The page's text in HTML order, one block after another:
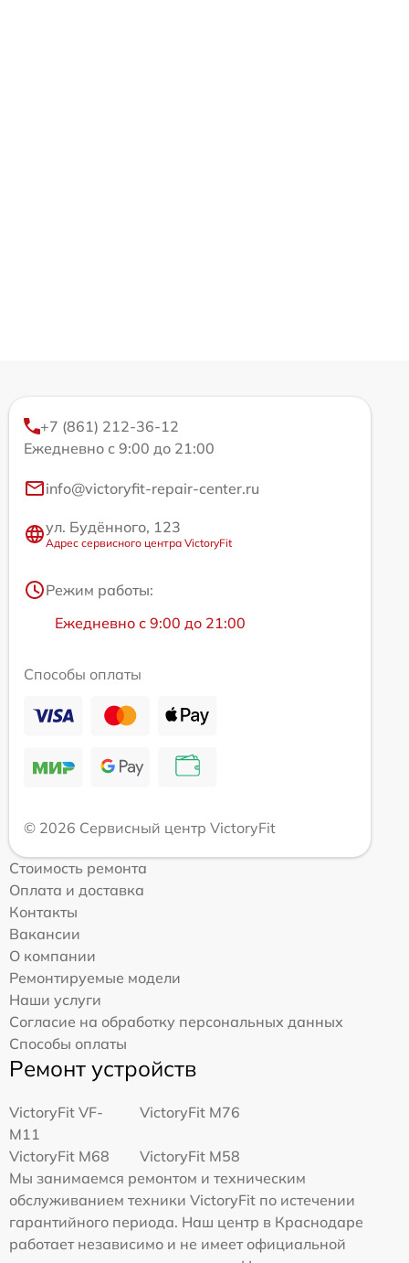
+7 (861) 212-36-12
Ежедневно с 9:00 до 21:00
info@victoryfit-repair-center.ru
ул. Будённого, 123
Адрес сервисного центра VictoryFit
Режим работы:
Ежедневно с 9:00 до 21:00
Способы оплаты
© 2026 Сервисный центр VictoryFit
Стоимость ремонта
Оплата и доставка
Контакты
Вакансии
О компании
Ремонтируемые модели
Наши услуги
Согласие на обработку персональных данных
Способы оплаты
Ремонт устройств
VictoryFit VF-
M11
VictoryFit M76
VictoryFit M68
VictoryFit M58
Мы занимаемся ремонтом и техническим
обслуживанием техники VictoryFit по истечении
гарантийного периода. Наш центр в Краснодаре
работает независимо и не имеет официальной